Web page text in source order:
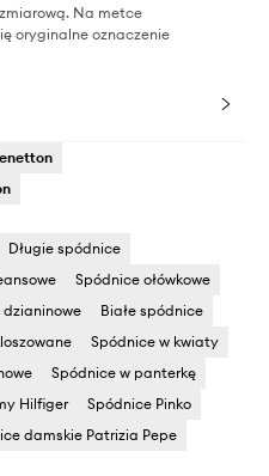
Na metce
oryginalne oznaczenie
Długie spódnice
Spódnice ołówkowe
Białe spódnice
Spódnice w kwiaty
Spódnice w panterkę
Hilfiger
Spódnice Pinko
damskie Patrizia Pepe